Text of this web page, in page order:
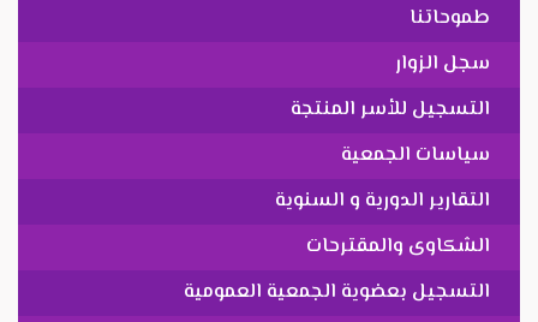
طموحاتنا
سجل الزوار
التسجيل للأسر المنتجة
سياسات الجمعية
التقارير الدورية و السنوية
الشكاوى والمقترحات
التسجيل بعضوية الجمعية العمومية